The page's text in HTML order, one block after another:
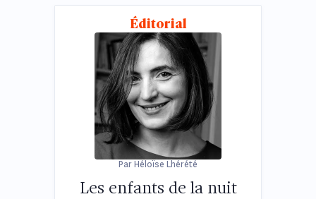
Éditorial
Par Héloïse Lhérété
Les enfants de la nuit